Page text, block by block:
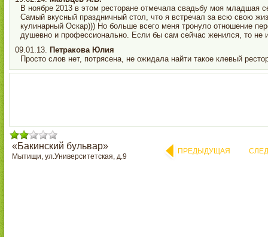
В ноябре 2013 в этом ресторане отмечала свадьбу моя младшая
Самый вкусный праздничный стол, что я встречал за всю свою
кулинарный Оскар))) Но больше всего меня тронуло отношение
душевно и профессионально. Если бы сам сейчас женился, то не
09.01.13. Петракова Юлия
Просто слов нет, потрясена, не ожидала найти такое клевый
«Бакинский бульвар»
Мытищи, ул.Университетская, д.9
ПРЕДЫДУЩАЯ